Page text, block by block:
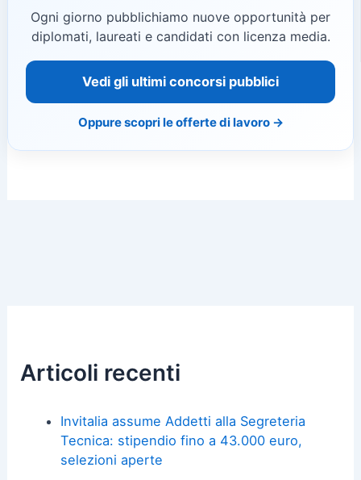
Ogni giorno pubblichiamo nuove opportunità per
diplomati, laureati e candidati con licenza media.
Vedi gli ultimi concorsi pubblici
Oppure scopri le offerte di lavoro →
Articoli recenti
Invitalia assume Addetti alla Segreteria
Tecnica: stipendio fino a 43.000 euro,
selezioni aperte